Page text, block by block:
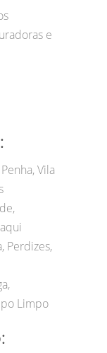
e
Vila
Perdizes,
Limpo